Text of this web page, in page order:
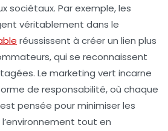
sociétaux. Par exemple, les
véritablement dans le
réussissent à créer un lien plus
qui se reconnaissent
Le marketing vert incarne
de responsabilité, où chaque
pensée pour minimiser les
tout en